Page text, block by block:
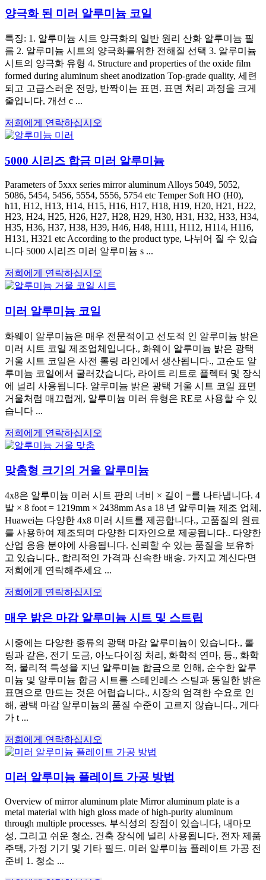
양극화 된 미러 알루미늄 코일
특징: 1. 알루미늄 시트 양극화의 일반 원리 산화 알루미늄 필
름 2. 알루미늄 시트의 양극화를위한 전해질 선택 3. 알루미늄
시트의 양극화 유형 4. Structure and properties of the oxide film
formed during aluminum sheet anodization Top-grade quality, 세련
되고 고급스러운 전망, 반짝이는 표면. 표면 처리 과정을 크게
줄입니다, 개선 c ...
저희에게 연락하십시오
5000 시리즈 합금 미러 알루미늄
Parameters of 5xxx series mirror aluminum Alloys 5049, 5052,
5086, 5454, 5456, 5554, 5556, 5754 etc Temper Soft HO (H0),
h11, H12, H13, H14, H15, H16, H17, H18, H19, H20, H21, H22,
H23, H24, H25, H26, H27, H28, H29, H30, H31, H32, H33, H34,
H35, H36, H37, H38, H39, H46, H48, H111, H112, H114, H116,
H131, H321 etc According to the product type, 나뉘어 질 수 있습
니다 5000 시리즈 미러 알루미늄 s ...
저희에게 연락하십시오
미러 알루미늄 코일
화웨이 알루미늄은 매우 전문적이고 선도적 인 알루미늄 밝은
미러 시트 코일 제조업체입니다., 화웨이 알루미늄 밝은 광택
거울 시트 코일은 사전 롤링 라인에서 생산됩니다., 고순도 알
루미늄 코일에서 굴러갔습니다, 라이트 리트로 플렉터 및 장식
에 널리 사용됩니다. 알루미늄 밝은 광택 거울 시트 코일 표면
거울처럼 매끄럽게, 알루미늄 미러 유형은 RE로 사용할 수 있
습니다 ...
저희에게 연락하십시오
맞춤형 크기의 거울 알루미늄
4x8은 알루미늄 미러 시트 판의 너비 × 길이 =를 나타냅니다. 4
발 × 8 foot = 1219mm × 2438mm As a 18 년 알루미늄 제조 업체,
Huawei는 다양한 4x8 미러 시트를 제공합니다., 고품질의 원료
를 사용하여 제조되며 다양한 디자인으로 제공됩니다.. 다양한
산업 응용 분야에 사용됩니다. 신뢰할 수 있는 품질을 보유하
고 있습니다., 합리적인 가격과 신속한 배송. 가지고 계신다면
저희에게 연락해주세요 ...
저희에게 연락하십시오
매우 밝은 마감 알루미늄 시트 및 스트립
시중에는 다양한 종류의 광택 마감 알루미늄이 있습니다., 롤
링과 같은, 전기 도금, 아노다이징 처리, 화학적 연마, 등., 화학
적, 물리적 특성을 지닌 알루미늄 합금으로 인해, 순수한 알루
미늄 및 알루미늄 합금 시트를 스테인레스 스틸과 동일한 밝은
표면으로 만드는 것은 어렵습니다., 시장의 엄격한 수요로 인
해, 광택 마감 알루미늄의 품질 수준이 고르지 않습니다., 게다
가 t ...
저희에게 연락하십시오
미러 알루미늄 플레이트 가공 방법
Overview of mirror aluminum plate Mirror aluminum plate is a
metal material with high gloss made of high-purity aluminum
through multiple processes. 부식성의 장점이 있습니다, 내마모
성, 그리고 쉬운 청소, 건축 장식에 널리 사용됩니다, 전자 제품
주택, 가정 기기 및 기타 필드. 미러 알루미늄 플레이트 가공 전
준비 1. 청소 ...